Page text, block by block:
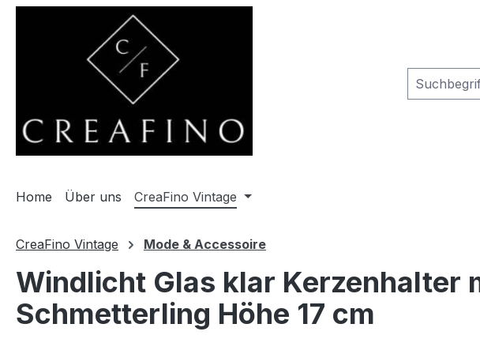
Hauptinhalt springen
Zur Hauptnavigation springen
Home Über uns CreaFino Vintage
CreaFino Vintage Mode & Accessoire
Windlicht Glas klar Kerzenhalter
Schmetterling Höhe 17 cm